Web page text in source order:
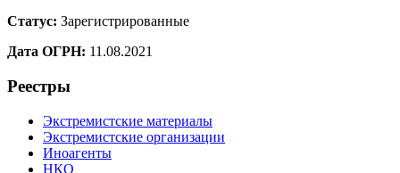
Статус: Зарегистрированные
Дата ОГРН: 11.08.2021
Реестры
Экстремистские материалы
Экстремистские организации
Иноагенты
НКО